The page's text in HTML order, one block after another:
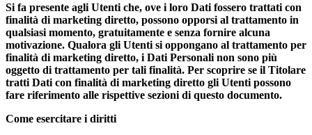
Si fa presente agli Utenti che, ove i loro Dati fossero trattati con
finalità di marketing diretto, possono opporsi al trattamento in
qualsiasi momento, gratuitamente e senza fornire alcuna
motivazione. Qualora gli Utenti si oppongano al trattamento per
finalità di marketing diretto, i Dati Personali non sono più
oggetto di trattamento per tali finalità. Per scoprire se il Titolare
tratti Dati con finalità di marketing diretto gli Utenti possono
fare riferimento alle rispettive sezioni di questo documento.
Come esercitare i diritti